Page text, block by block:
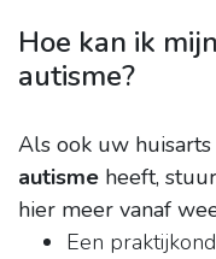
Hoe kan ik
autisme?
Als ook uw
autisme heeft,
hier meer vanaf
Een